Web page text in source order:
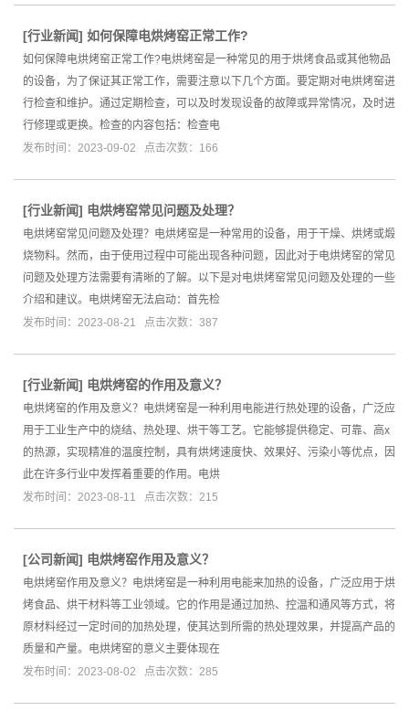
[行业新闻] 如何保障电烘烤窑正常工作?
如何保障电烘烤窑正常工作?电烘烤窑是一种常见的用于烘烤食品或其他物品
的设备，为了保证其正常工作，需要注意以下几个方面。要定期对电烘烤窑进
行检查和维护。通过定期检查，可以及时发现设备的故障或异常情况，及时进
行修理或更换。检查的内容包括：检查电
发布时间：2023-09-02 点击次数：166
[行业新闻] 电烘烤窑常见问题及处理？
电烘烤窑常见问题及处理？电烘烤窑是一种常用的设备，用于干燥、烘烤或煅
烧物料。然而，由于使用过程中可能出现各种问题，因此对于电烘烤窑的常见
问题及处理方法需要有清晰的了解。以下是对电烘烤窑常见问题及处理的一些
介绍和建议。电烘烤窑无法启动：首先检
发布时间：2023-08-21 点击次数：387
[行业新闻] 电烘烤窑的作用及意义？
电烘烤窑的作用及意义？电烘烤窑是一种利用电能进行热处理的设备，广泛应
用于工业生产中的烧结、热处理、烘干等工艺。它能够提供稳定、可靠、高x
的热源，实现精准的温度控制，具有烘烤速度快、效果好、污染小等优点，因
此在许多行业中发挥着重要的作用。电烘
发布时间：2023-08-11 点击次数：215
[公司新闻] 电烘烤窑作用及意义？
电烘烤窑作用及意义？电烘烤窑是一种利用电能来加热的设备，广泛应用于烘
烤食品、烘干材料等工业领域。它的作用是通过加热、控温和通风等方式，将
原材料经过一定时间的加热处理，使其达到所需的热处理效果，并提高产品的
质量和产量。电烘烤窑的意义主要体现在
发布时间：2023-08-02 点击次数：285